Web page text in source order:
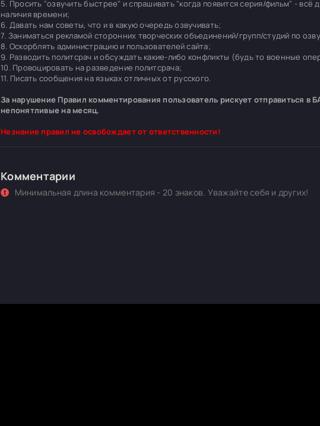
5. Просить "озвучить быстрее" и спрашивать "когда появится серия/фильм" - всё
наличия времени;
6. Давать нам советы, что и в какую очередь озвучивать;
7. Заниматься рекламой сторонних творческих объединений/групп/студий по
8. Оскорблять администрацию и пользователей сайта;
9. Разводить политсрач и обсуждать какие-либо конфликты (будь то военные
10. Провоцировать на разведение политсрача;
11. Писать сообщения на языках отличных от русского.
За нарушение Правил комментирования пользователь рискует отправиться в
непонятливые на месяц.
Незнание правил не освобождает от ответственности!
Комментарии
Минимальная длина комментария - 20 знаков. Уважайте себя и других!